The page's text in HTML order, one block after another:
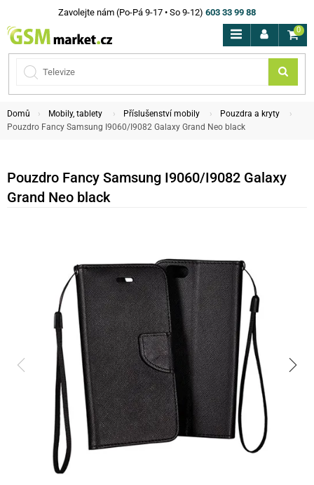
Zavolejte nám (Po-Pá 9-17 • So 9-12) 603 33 99 88
0
Domů Mobily, tablety Příslušenství mobily
Pouzdra a kryty
Pouzdro Fancy Samsung I9060/I9082 Galaxy Grand Neo black
Pouzdro Fancy Samsung I9060/I9082 Galaxy
Grand Neo black